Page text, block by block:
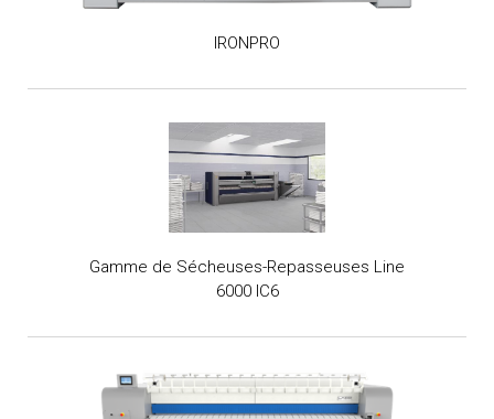
IRONPRO
Gamme de Sécheuses-Repasseuses Line
6000 IC6